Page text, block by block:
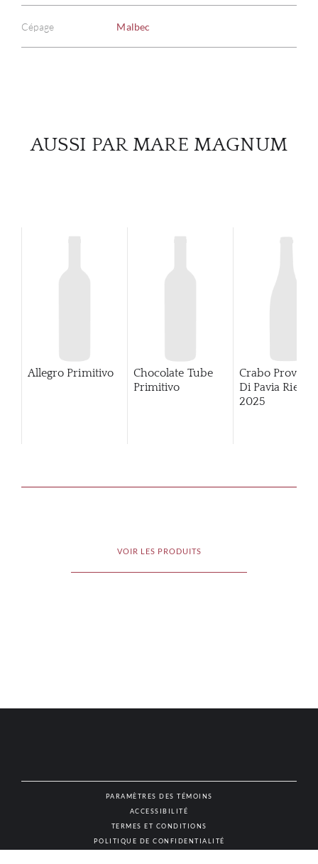
Cépage Malbec
AUSSI PAR MARE MAGNUM
Allegro Primitivo
Chocolate Tube
Primitivo
Crabo
Di Pavia
2025
VOIR LES PRODUITS
PARAMÈTRES DES TÉMOINS
ACCESSIBILITÉ
TERMES ET CONDITIONS
POLITIQUE DE CONFIDENTIALITÉ